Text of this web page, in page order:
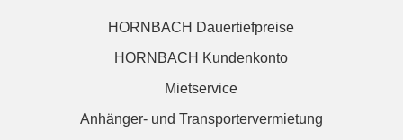
HORNBACH Dauertiefpreise
HORNBACH Kundenkonto
Mietservice
Anhänger- und Transportervermietung